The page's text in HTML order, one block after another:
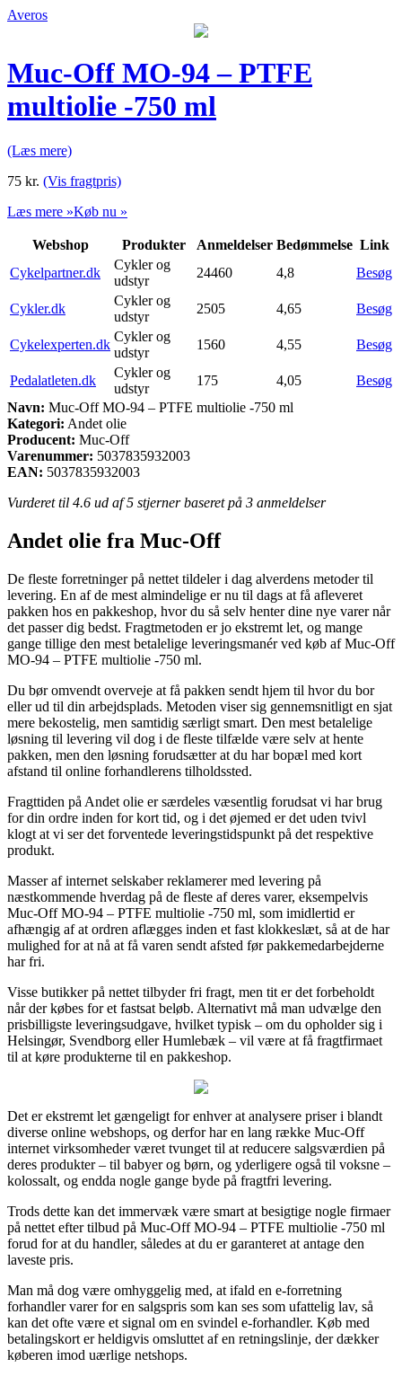
Averos
Muc-Off MO-94 – PTFE
multiolie -750 ml
(Læs mere)
75 kr. (Vis fragtpris)
Læs mere »Køb nu »
Webshop Produkter Anmeldelser Bedømmelse Link
Cykelpartner.dk
Cykler og
udstyr
24460 4,8 Besøg
Cykler.dk
Cykler og
udstyr
2505 4,65 Besøg
Cykelexperten.dk
Cykler og
udstyr
1560 4,55 Besøg
Pedalatleten.dk
Cykler og
udstyr
175 4,05
Besøg
Navn: Muc-Off MO-94 – PTFE multiolie -750 ml
Kategori: Andet olie
Producent: Muc-Off
Varenummer: 5037835932003
EAN: 5037835932003
Vurderet til 4.6 ud af 5 stjerner baseret på 3 anmeldelser
Andet olie fra Muc-Off
De fleste forretninger på nettet tildeler i dag alverdens metoder til
levering. En af de mest almindelige er nu til dags at få afleveret
pakken hos en pakkeshop, hvor du så selv henter dine nye varer når
det passer dig bedst. Fragtmetoden er jo ekstremt let, og mange
gange tillige den mest betalelige leveringsmanér ved køb af Muc-Off
MO-94 – PTFE multiolie -750 ml.
Du bør omvendt overveje at få pakken sendt hjem til hvor du bor
eller ud til din arbejdsplads. Metoden viser sig gennemsnitligt en sjat
mere bekostelig, men samtidig særligt smart. Den mest betalelige
løsning til levering vil dog i de fleste tilfælde være selv at hente
pakken, men den løsning forudsætter at du har bopæl med kort
afstand til online forhandlerens tilholdssted.
Fragttiden på Andet olie er særdeles væsentlig forudsat vi har brug
for din ordre inden for kort tid, og i det øjemed er det uden tvivl
klogt at vi ser det forventede leveringstidspunkt på det respektive
produkt.
Masser af internet selskaber reklamerer med levering på
næstkommende hverdag på de fleste af deres varer, eksempelvis
Muc-Off MO-94 – PTFE multiolie -750 ml, som imidlertid er
afhængig af at ordren aflægges inden et fast klokkeslæt, så at de har
mulighed for at nå at få varen sendt afsted før pakkemedarbejderne
har fri.
Visse butikker på nettet tilbyder fri fragt, men tit er det forbeholdt
når der købes for et fastsat beløb. Alternativt må man udvælge den
prisbilligste leveringsudgave, hvilket typisk – om du opholder sig i
Helsingør, Svendborg eller Humlebæk – vil være at få fragtfirmaet
til at køre produkterne til en pakkeshop.
Det er ekstremt let gængeligt for enhver at analysere priser i blandt
diverse online webshops, og derfor har en lang række Muc-Off
internet virksomheder været tvunget til at reducere salgsværdien på
deres produkter – til babyer og børn, og yderligere også til voksne –
kolossalt, og endda nogle gange byde på fragtfri levering.
Trods dette kan det immervæk være smart at besigtige nogle firmaer
på nettet efter tilbud på Muc-Off MO-94 – PTFE multiolie -750 ml
forud for at du handler, således at du er garanteret at antage den
laveste pris.
Man må dog være omhyggelig med, at ifald en e-forretning
forhandler varer for en salgspris som kan ses som ufattelig lav, så
kan det ofte være et signal om en svindel e-forhandler. Køb med
betalingskort er heldigvis omsluttet af en retningslinje, der dækker
køberen imod uærlige netshops.